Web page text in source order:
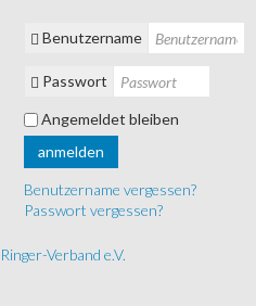
Benutzername
Passwort
Angemeldet bleiben
anmelden
Benutzername vergessen?
Passwort vergessen?